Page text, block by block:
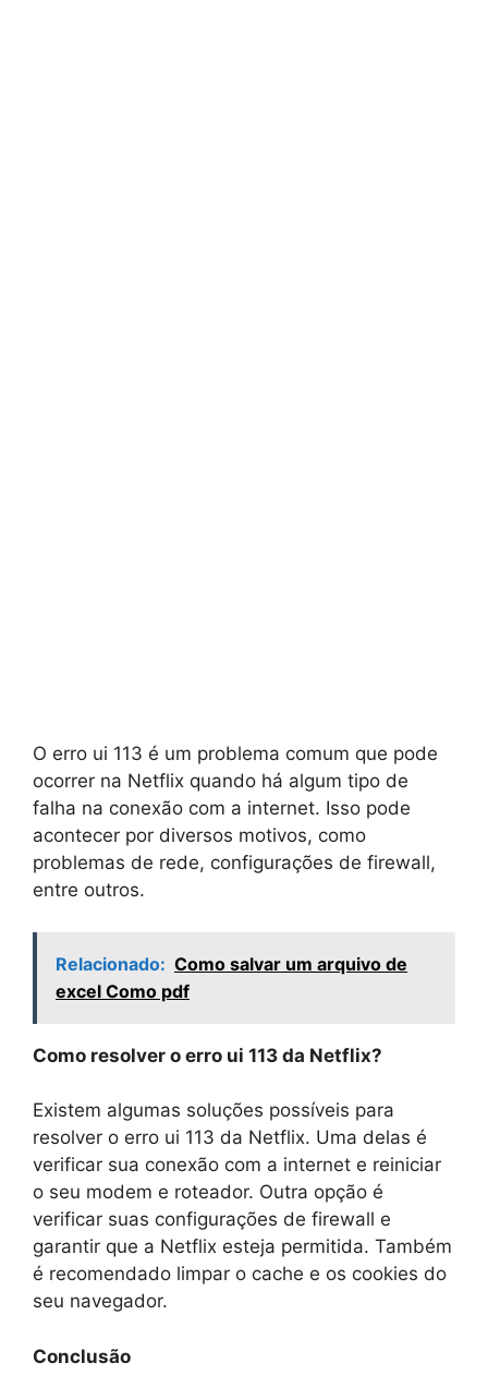
O erro ui 113 é um problema comum que pode
ocorrer na Netflix quando há algum tipo de
falha na conexão com a internet. Isso pode
acontecer por diversos motivos, como
problemas de rede, configurações de firewall,
entre outros.
Relacionado: Como salvar um arquivo de
excel Como pdf
Como resolver o erro ui 113 da Netflix?
Existem algumas soluções possíveis para
resolver o erro ui 113 da Netflix. Uma delas é
verificar sua conexão com a internet e reiniciar
o seu modem e roteador. Outra opção é
verificar suas configurações de firewall e
garantir que a Netflix esteja permitida. Também
é recomendado limpar o cache e os cookies do
seu navegador.
Conclusão